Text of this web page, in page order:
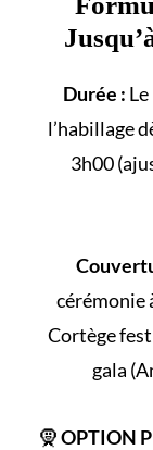
Durée :
l’habillage
3h00
cérémonie
Cortège
gala
🧕OPTION